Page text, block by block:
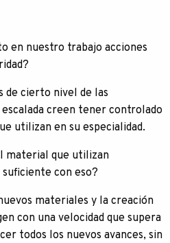
en nuestro trabajo acciones
de cierto nivel de las
creen tener controlado
utilizan en su especialidad.
material que utilizan
con eso?
materiales y la creación
con una velocidad que supera
todos los nuevos avances, sin